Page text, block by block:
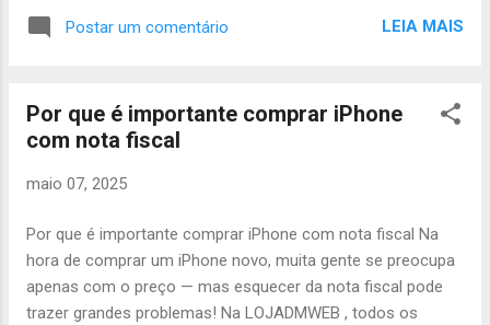
notch tradicional, entrada Lightning, ótimo custo-benefício.
iPhone 14: design quase idêntico ao 13, com melhorias
Desempenho e chip iPhone 13: chip A15 Bionic, ótimo
desempenho para qualquer tarefa. iPhone 14: mantém o
A16 Bionic, mais rápido e eficiente. 📸 Câmeras iPhone 13:
melhorias no modo noturno e gravações com mais
estabilidade. iPhone 15: sensor principal de 48MP e fotos
muito ma...
Postar um comentário LEIA MAIS
Por que é importante comprar iPhone
com nota fiscal
maio 07, 2025
Por que é importante comprar iPhone com nota fiscal Na
hora de comprar um iPhone novo, muita gente se preocupa
apenas com o preço — mas esquecer da nota fiscal pode
trazer grandes problemas! Na LOJADMWEB , todos os